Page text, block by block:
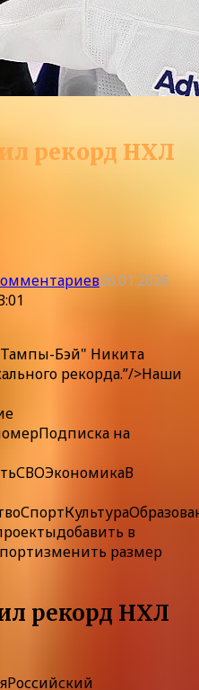
рекорд НХЛ
26.01.2026
Бэй" Никита
рекорда.”/>Наши
Подписка на
СВОЭкономикаВ
СпортКультура
добавить в
изменить размер
рекорд НХЛ
Российский